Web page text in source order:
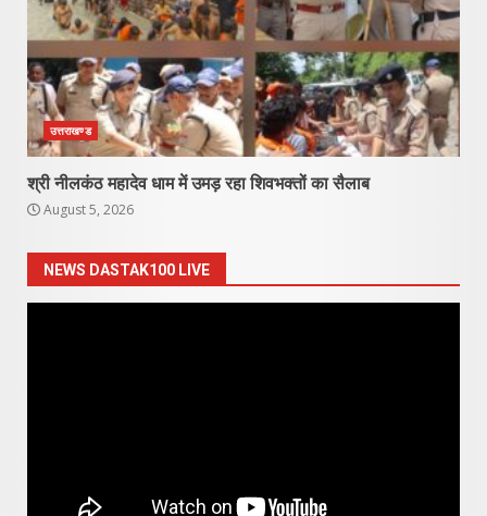
उत्तराखण्ड
श्री नीलकंठ महादेव धाम में उमड़ रहा शिवभक्तों का सैलाब
August 5, 2026
NEWS DASTAK100 LIVE